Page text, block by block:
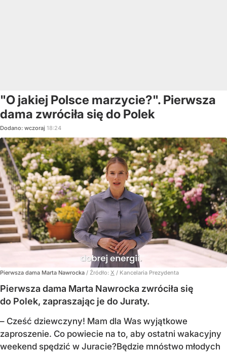
"O jakiej Polsce marzycie?". Pierwsza
dama zwróciła się do Polek
Dodano: wczoraj 18:24
Pierwsza dama Marta Nawrocka / Źródło: X / Kancelaria Prezydenta
Pierwsza dama Marta Nawrocka zwróciła się
do Polek, zapraszając je do Juraty.
– Cześć dziewczyny! Mam dla Was wyjątkowe
zaproszenie. Co powiecie na to, aby ostatni wakacyjny
weekend spędzić w Juracie?Będzie mnóstwo młodych